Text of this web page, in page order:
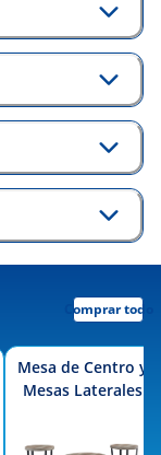
Comprar todo
Mesa de Centro y
Mesas Laterales